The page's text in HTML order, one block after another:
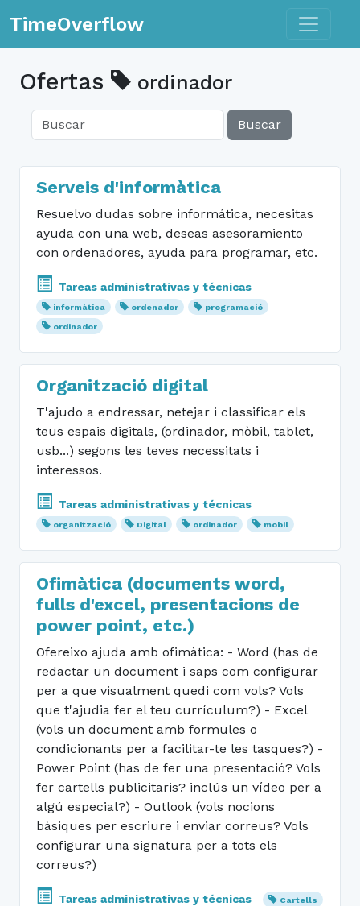
TimeOverflow Toggle
Ofertas ordinador
Buscar
Serveis d'informàtica
Resuelvo dudas sobre informática, necesitas
ayuda con una web, deseas asesoramiento
con ordenadores, ayuda para programar, etc.
Tareas administrativas y técnicas
informàtica ordenador
programació
ordinador
Organització digital
T'ajudo a endressar, netejar i classificar els
teus espais digitals, (ordinador, mòbil, tablet,
usb...) segons les teves necessitats i
interessos.
Tareas administrativas y técnicas
organització Digital ordinador mobil
Ofimàtica (documents word,
fulls d'excel, presentacions de
power point, etc.)
Ofereixo ajuda amb ofimàtica: - Word (has de
redactar un document i saps com configurar
per a que visualment quedi com vols? Vols
que t'ajudia fer el teu currículum?) - Excel
(vols un document amb formules o
condicionants per a facilitar-te les tasques?) -
Power Point (has de fer una presentació? Vols
fer cartells publicitaris? inclús un vídeo per a
algú especial?) - Outlook (vols nocions
bàsiques per escriure i enviar correus? Vols
configurar una signatura per a tots els
correus?)
Tareas administrativas y técnicas
Cartells